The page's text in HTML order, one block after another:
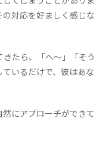
対応を好ましく感じな
たら、「へ～」「そう
いるだけで、彼はあな
にアプローチができて